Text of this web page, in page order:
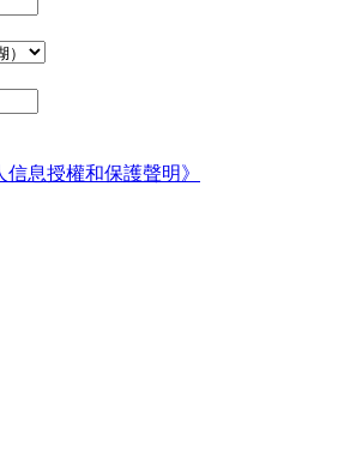
信息授權和保護聲明》